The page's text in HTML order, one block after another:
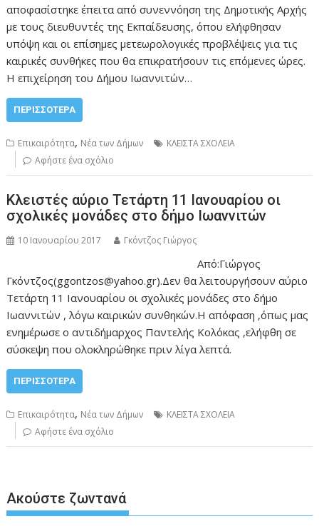
αποφασίστηκε έπειτα από συνεννόηση της Δημοτικής Αρχής
με τους διευθυντές της Εκπαίδευσης, όπου ελήφθησαν
υπόψη και οι επίσημες μετεωρολογικές προβλέψεις για τις
καιρικές συνθήκες που θα επικρατήσουν τις επόμενες ώρες.
Η επιχείρηση του Δήμου Ιωαννιτών…
ΠΕΡΙΣΣΌΤΕΡΑ
Επικαιρότητα, Νέα των Δήμων
ΚΛΕΙΣΤΑ ΣΧΟΛΕΙΑ
Αφήστε ένα σχόλιο
Κλειστές αύριο Τετάρτη 11 Ιανουαρίου οι
σχολικές μονάδες στο δήμο Ιωαννιτών
10 Ιανουαρίου 2017 Γκόντζος Γιώργος
Από:Γιώργος
Γκόντζος(ggontzos@yahoo.gr).Δεν θα λειτουργήσουν αύριο
Τετάρτη 11 Ιανουαρίου οι σχολικές μονάδες στο δήμο
Ιωαννιτών , λόγω καιρικών συνθηκών.Η απόφαση ,όπως μας
ενημέρωσε ο αντιδήμαρχος Παντελής Κολόκας ,ελήφθη σε
σύσκεψη που ολοκληρώθηκε πριν λίγα λεπτά.
ΠΕΡΙΣΣΌΤΕΡΑ
Επικαιρότητα, Νέα των Δήμων
ΚΛΕΙΣΤΑ ΣΧΟΛΕΙΑ
Αφήστε ένα σχόλιο
Ακούστε ζωντανά